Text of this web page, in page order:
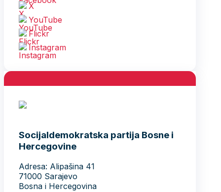
X
YouTube
Flickr
Instagram
Socijaldemokratska partija Bosne i
Hercegovine
Adresa: Alipašina 41
71000 Sarajevo
Bosna i Hercegovina